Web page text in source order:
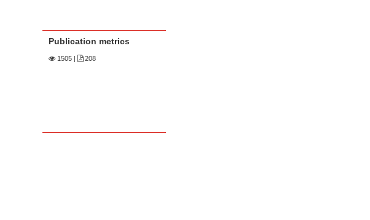
Publication metrics
1505| 208